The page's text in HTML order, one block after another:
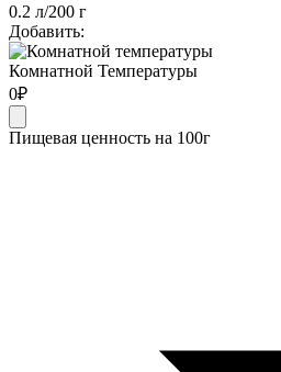
0.2 л/200 г
Добавить:
Комнатной Температуры
0₽
Пищевая ценность на 100г